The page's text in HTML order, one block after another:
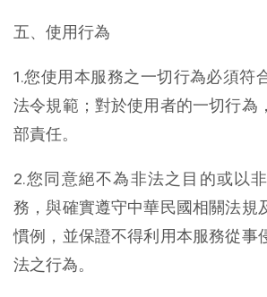
五、使用行為
1.您使用本服務之一切行為必須符
法令規範；對於使用者的一切行為
部責任。
2.您同意絕不為非法之目的或以
務，與確實遵守中華民國相關法規
慣例，並保證不得利用本服務從事
法之行為。